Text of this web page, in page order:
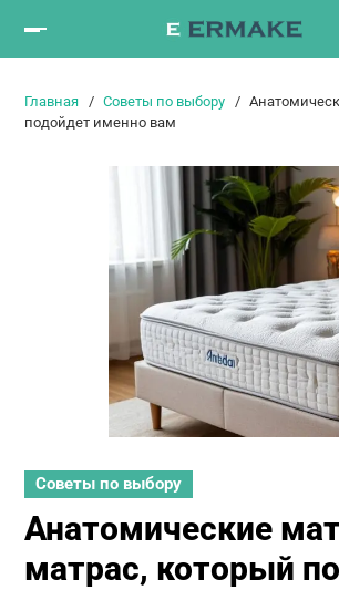
Главная Советы по выбору
подойдет именно вам
Советы по выбору
Анатомические
матрас, который